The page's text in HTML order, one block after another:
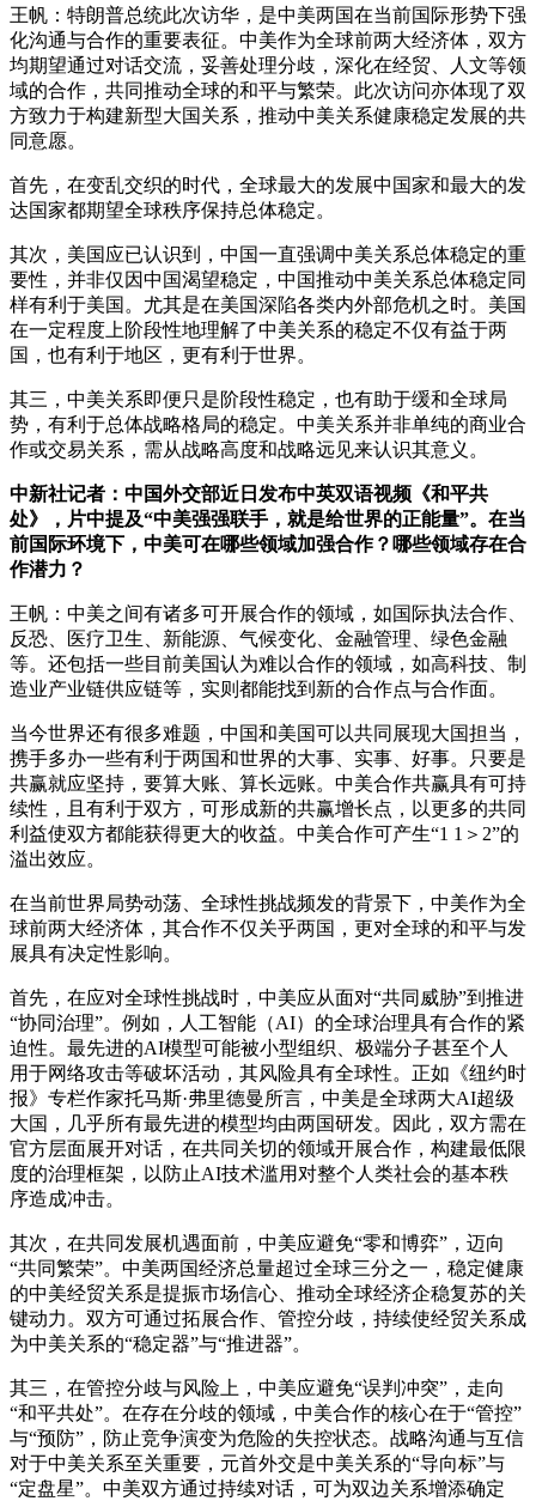
王帆：特朗普总统此次访华，是中美两国在当前国际形势下强
化沟通与合作的重要表征。中美作为全球前两大经济体，双方
均期望通过对话交流，妥善处理分歧，深化在经贸、人文等领
域的合作，共同推动全球的和平与繁荣。此次访问亦体现了双
方致力于构建新型大国关系，推动中美关系健康稳定发展的共
同意愿。
首先，在变乱交织的时代，全球最大的发展中国家和最大的发
达国家都期望全球秩序保持总体稳定。
其次，美国应已认识到，中国一直强调中美关系总体稳定的重
要性，并非仅因中国渴望稳定，中国推动中美关系总体稳定同
样有利于美国。尤其是在美国深陷各类内外部危机之时。美国
在一定程度上阶段性地理解了中美关系的稳定不仅有益于两
国，也有利于地区，更有利于世界。
其三，中美关系即便只是阶段性稳定，也有助于缓和全球局
势，有利于总体战略格局的稳定。中美关系并非单纯的商业合
作或交易关系，需从战略高度和战略远见来认识其意义。
中新社记者：中国外交部近日发布中英双语视频《和平共
处》，片中提及“中美强强联手，就是给世界的正能量”。在当
前国际环境下，中美可在哪些领域加强合作？哪些领域存在合
作潜力？
王帆：中美之间有诸多可开展合作的领域，如国际执法合作、
反恐、医疗卫生、新能源、气候变化、金融管理、绿色金融
等。还包括一些目前美国认为难以合作的领域，如高科技、制
造业产业链供应链等，实则都能找到新的合作点与合作面。
当今世界还有很多难题，中国和美国可以共同展现大国担当，
携手多办一些有利于两国和世界的大事、实事、好事。只要是
共赢就应坚持，要算大账、算长远账。中美合作共赢具有可持
续性，且有利于双方，可形成新的共赢增长点，以更多的共同
利益使双方都能获得更大的收益。中美合作可产生“1 1＞2”的
溢出效应。
在当前世界局势动荡、全球性挑战频发的背景下，中美作为全
球前两大经济体，其合作不仅关乎两国，更对全球的和平与发
展具有决定性影响。
首先，在应对全球性挑战时，中美应从面对“共同威胁”到推进
“协同治理”。例如，人工智能（AI）的全球治理具有合作的紧
迫性。最先进的AI模型可能被小型组织、极端分子甚至个人
用于网络攻击等破坏活动，其风险具有全球性。正如《纽约时
报》专栏作家托马斯·弗里德曼所言，中美是全球两大AI超级
大国，几乎所有最先进的模型均由两国研发。因此，双方需在
官方层面展开对话，在共同关切的领域开展合作，构建最低限
度的治理框架，以防止AI技术滥用对整个人类社会的基本秩
序造成冲击。
其次，在共同发展机遇面前，中美应避免“零和博弈”，迈向
“共同繁荣”。中美两国经济总量超过全球三分之一，稳定健康
的中美经贸关系是提振市场信心、推动全球经济企稳复苏的关
键动力。双方可通过拓展合作、管控分歧，持续使经贸关系成
为中美关系的“稳定器”与“推进器”。
其三，在管控分歧与风险上，中美应避免“误判冲突”，走向
“和平共处”。在存在分歧的领域，中美合作的核心在于“管控”
与“预防”，防止竞争演变为危险的失控状态。战略沟通与互信
对于中美关系至关重要，元首外交是中美关系的“导向标”与
“定盘星”。中美双方通过持续对话，可为双边关系增添确定